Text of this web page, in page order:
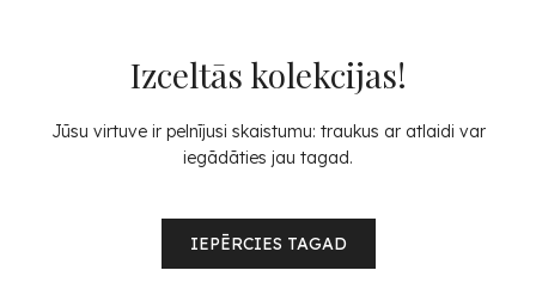
Izceltās kolekcijas!
Jūsu virtuve ir pelnījusi skaistumu: traukus ar atlaidi var
iegādāties jau tagad.
IEPĒRCIES TAGAD